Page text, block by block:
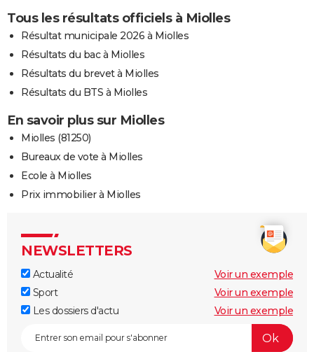
Tous les résultats officiels à Miolles
Résultat municipale 2026 à Miolles
Résultats du bac à Miolles
Résultats du brevet à Miolles
Résultats du BTS à Miolles
En savoir plus sur Miolles
Miolles (81250)
Bureaux de vote à Miolles
Ecole à Miolles
Prix immobilier à Miolles
NEWSLETTERS
Actualité
Voir un exemple
Sport
Voir un exemple
Les dossiers d'actu
Voir un exemple